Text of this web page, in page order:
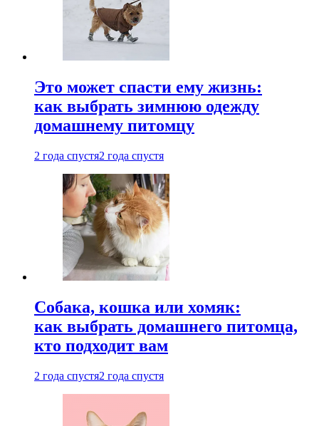
Это может спасти ему жизнь:
как выбрать зимнюю одежду
домашнему питомцу
2 года спустя2 года спустя
Собака, кошка или хомяк:
как выбрать домашнего питомца,
кто подходит вам
2 года спустя2 года спустя